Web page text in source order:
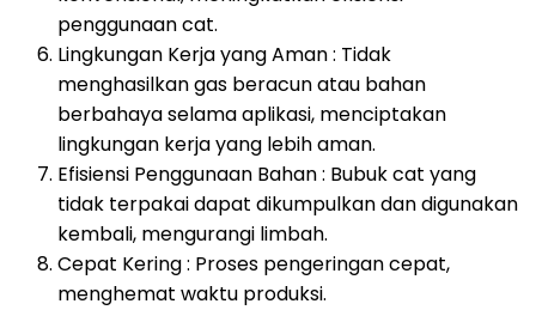
penggunaan cat.
Lingkungan Kerja yang Aman : Tidak
menghasilkan gas beracun atau bahan
berbahaya selama aplikasi, menciptakan
lingkungan kerja yang lebih aman.
Efisiensi Penggunaan Bahan : Bubuk cat yang
tidak terpakai dapat dikumpulkan dan digunakan
kembali, mengurangi limbah.
Cepat Kering : Proses pengeringan cepat,
menghemat waktu produksi.